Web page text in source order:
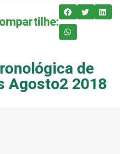
de
Agosto2 2018